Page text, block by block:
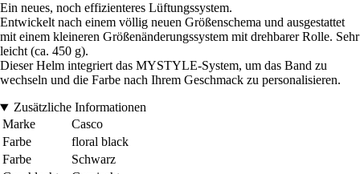
Ein neues, noch effizienteres Lüftungssystem.
Entwickelt nach einem völlig neuen Größenschema und ausgestattet
mit einem kleineren Größenänderungssystem mit drehbarer Rolle. Sehr
leicht (ca. 450 g).
Dieser Helm integriert das MYSTYLE-System, um das Band zu
wechseln und die Farbe nach Ihrem Geschmack zu personalisieren.
Zusätzliche Informationen
Marke
Casco
Farbe
floral black
Farbe
Schwarz